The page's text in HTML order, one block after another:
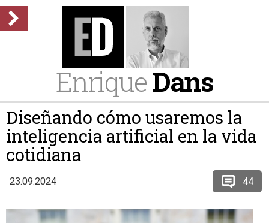
EnriqueDans
Diseñando cómo usaremos la
inteligencia artificial en la vida
cotidiana
23.09.2024 44